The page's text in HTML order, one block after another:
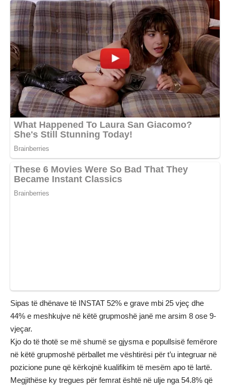
Sipas të dhënave të INSTAT 52% e grave mbi 25 vjeç dhe
44% e meshkujve në këtë grupmoshë janë me arsim 8 ose 9-
vjeçar.
Kjo do të thotë se më shumë se gjysma e popullsisë femërore
në këtë grupmoshë përballet me vështirësi për t’u integruar në
pozicione pune që kërkojnë kualifikim të mesëm apo të lartë.
Megjithëse ky tregues për femrat është në ulje nga 54.8% që